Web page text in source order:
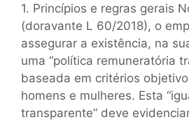
1. Princípios e regras gerais
(doravante L 60/2018), o
assegurar a existência, na
uma “política remuneratória
baseada em critérios
homens e mulheres. Esta
transparente” deve